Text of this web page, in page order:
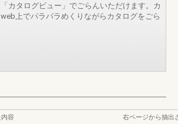
カタログビュー」でごらんいただけます。カ
上でパラパラめくりながらカタログをごら
容
右ページから抽出